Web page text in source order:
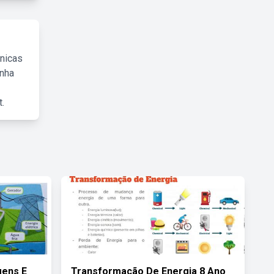
E Transformação De Energia 8 Ano